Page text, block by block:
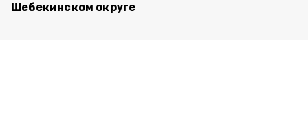
Шебекинском округе